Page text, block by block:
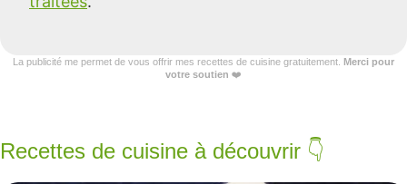
La publicité me permet de vous offrir mes recettes de cuisine gratuitement. Merci pour
votre soutien ❤️
Recettes de cuisine à découvrir 👇